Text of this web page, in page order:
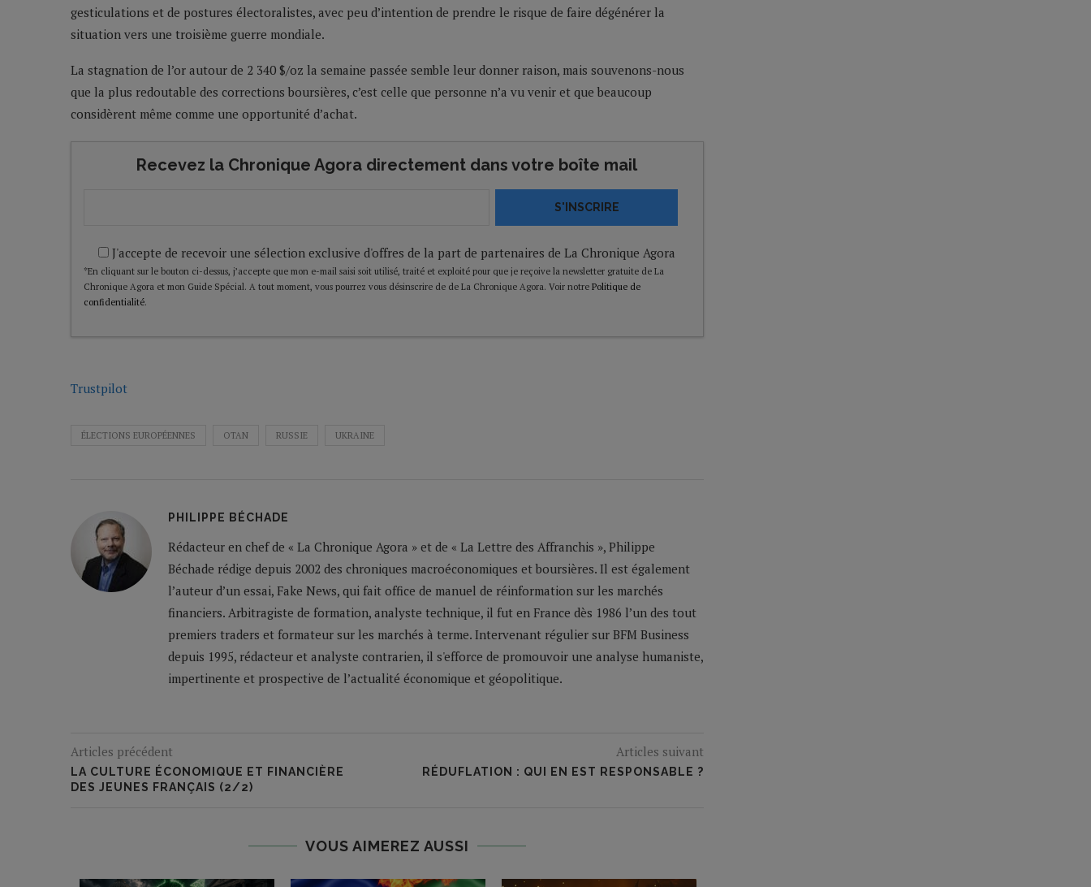
gesticulations et de postures électoralistes, avec peu d’intention de prendre le risque de faire dégénérer la
situation vers une troisième guerre mondiale.
La stagnation de l’or autour de 2 340 $/oz la semaine passée semble leur donner raison, mais souvenons-nous
que la plus redoutable des corrections boursières, c’est celle que personne n’a vu venir et que beaucoup
considèrent même comme une opportunité d’achat.
Recevez la Chronique Agora directement dans votre boîte mail
S'INSCRIRE
J'accepte de recevoir une sélection exclusive d'offres de la part de partenaires de La Chronique Agora
*En cliquant sur le bouton ci-dessus, j’accepte que mon e-mail saisi soit utilisé, traité et exploité pour que je reçoive la newsletter gratuite de La
Chronique Agora et mon Guide Spécial. A tout moment, vous pourrez vous désinscrire de de La Chronique Agora. Voir notre Politique de
confidentialité.
Trustpilot
ÉLECTIONS EUROPÉENNES OTAN RUSSIE UKRAINE
PHILIPPE BÉCHADE
Rédacteur en chef de « La Chronique Agora » et de « La Lettre des Affranchis », Philippe
Béchade rédige depuis 2002 des chroniques macroéconomiques et boursières. Il est également
l’auteur d’un essai, Fake News, qui fait office de manuel de réinformation sur les marchés
financiers. Arbitragiste de formation, analyste technique, il fut en France dès 1986 l’un des tout
premiers traders et formateur sur les marchés à terme. Intervenant régulier sur BFM Business
depuis 1995, rédacteur et analyste contrarien, il s'efforce de promouvoir une analyse humaniste,
impertinente et prospective de l’actualité économique et géopolitique.
Articles précédent
LA CULTURE ÉCONOMIQUE ET FINANCIÈRE
DES JEUNES FRANÇAIS (2/2)
Articles suivant
RÉDUFLATION : QUI EN EST RESPONSABLE ?
VOUS AIMEREZ AUSSI